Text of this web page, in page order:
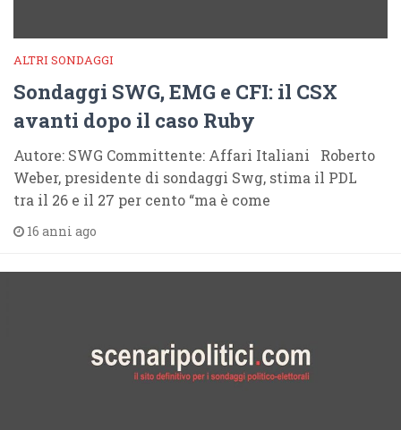
ALTRI SONDAGGI
Sondaggi SWG, EMG e CFI: il CSX
avanti dopo il caso Ruby
Autore: SWG Committente: Affari Italiani Roberto
Weber, presidente di sondaggi Swg, stima il PDL
tra il 26 e il 27 per cento “ma è come
16 anni ago